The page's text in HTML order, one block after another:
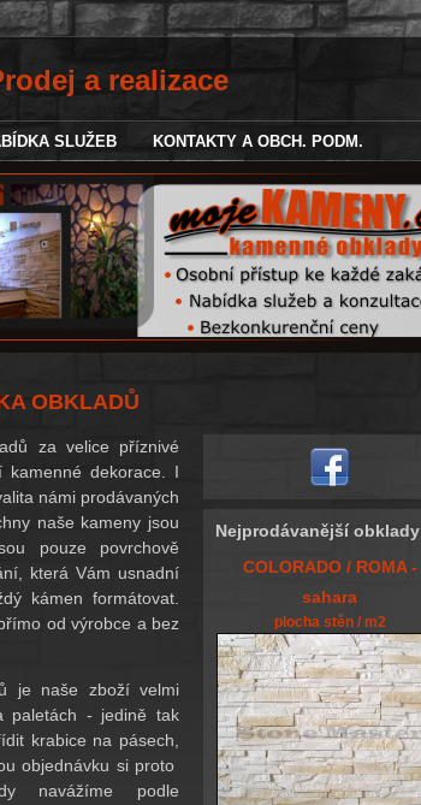
a realizace
SLUŽEB KONTAKTY A OBCH. PODM.
OBKLADŮ
Nejprodávanější obklady
COLORADO / ROMA -
sahara
plocha stěn / m2
za velice příznivé
kamenné dekorace. I
námi prodávaných
naše kameny jsou
pouze povrchově
která Vám usnadní
kámen formátovat.
od výrobce a bez
je naše zboží velmi
paletách - jedině tak
krabice na pásech,
objednávku si proto
navážíme podle